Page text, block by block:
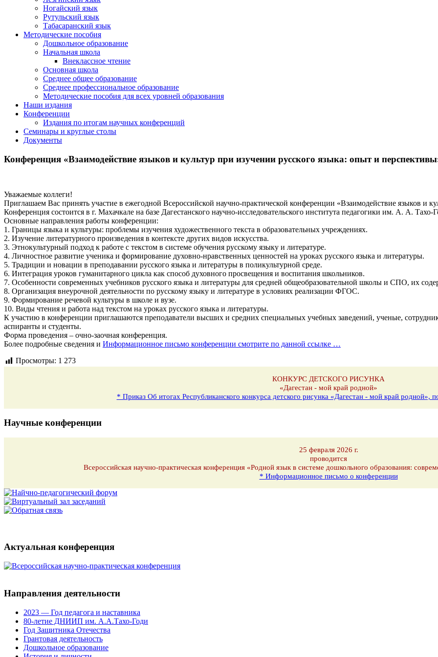
Ногайский язык
Рутульский язык
Табасаранский язык
Методические пособия
Дошкольное образование
Начальная школа
Внеклассное чтение
Основная школа
Среднее общее образование
Среднее профессиональное образование
Методические пособия для всех уровней образования
Наши издания
Конференции
Издания по итогам научных конференций
Семинары и круглые столы
Документы
Конференция «Взаимодействие языков и культур при изучении русского языка: опыт и
Уважаемые коллеги!
Приглашаем Вас принять участие в ежегодной Всероссийской научно-практической конференции «Взаимодействие языков и
Конференция состоится в г. Махачкале на базе Дагестанского научно-исследовательского института педагогики им. А. А. Тахо-
Основные направления работы конференции:
1. Границы языка и культуры: проблемы изучения художественного текста в образовательных учреждениях.
2. Изучение литературного произведения в контексте других видов искусства.
3. Этнокультурный подход к работе с текстом в системе обучения русскому языку и литературе.
4. Личностное развитие ученика и формирование духовно-нравственных ценностей на уроках русского языка и литературы.
5. Традиции и новации в преподавании русского языка и литературы в поликультурной среде.
6. Интеграция уроков гуманитарного цикла как способ духовного просвещения и воспитания школьников.
7. Особенности современных учебников русского языка и литературы для средней общеобразовательной школы и СПО, их
8. Организация внеурочной деятельности по русскому языку и литературе в условиях реализации ФГОС.
9. Формирование речевой культуры в школе и вузе.
10. Виды чтения и работа над текстом на уроках русского языка и литературы.
К участию в конференции приглашаются преподаватели высших и средних специальных учебных заведений, ученые,
аспиранты и студенты.
Форма проведения – очно-заочная конференция.
Более подробные сведения и Информационное письмо конференции смотрите по данной ссылке …
Просмотры: 1 273
КОНКУРС ДЕТСКОГО РИСУНКА
«Дагестан - мой край родной»
* Приказ Об итогах Республиканского конкурса детского рисунка «Дагестан - мой край
Научные конференции
25 февраля 2026 г.
проводится
Всероссийская научно-практическая конференция «Родной язык в системе дошкольного образования:
* Информационное письмо о конференции
Актуальная конференция
Направления деятельности
2023 — Год педагога и наставника
80-летие ДНИИП им. А.А.Тахо-Годи
Год Защитника Отечества
Грантовая деятельность
Дошкольное образование